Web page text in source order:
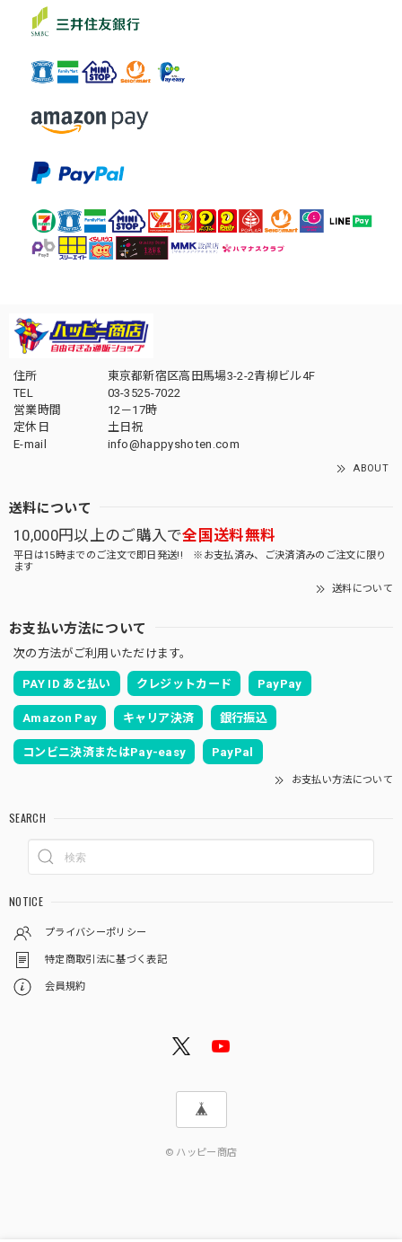
住所
東京都新宿区高田馬場3-2-2青柳ビル4F
TEL
03-3525-7022
営業時間
12－17時
定休日
土日祝
E-mail
info@happyshoten.com
ABOUT
送料について
10,000円以上のご購入で全国送料無料
平日は15時までのご注文で即日発送!! ※お支払済み、ご決済済みのご注文に限り
ます
送料について
お支払い方法について
次の方法がご利用いただけます。
PAY ID あと払い クレジットカード PayPay
Amazon Pay キャリア決済 銀行振込
コンビニ決済またはPay-easy PayPal
お支払い方法について
SEARCH
NOTICE
プライバシーポリシー
特定商取引法に基づく表記
会員規約
© ハッピー商店